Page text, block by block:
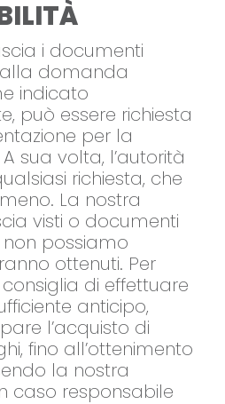
i documenti
domanda
indicato
può essere richiesta
per la
sua volta, l’autorità
richiesta, che
La nostra
visti o documenti
possiamo
ottenuti. Per
di effettuare
anticipo,
l’acquisto di
fino all’ottenimento
la nostra
caso responsabile